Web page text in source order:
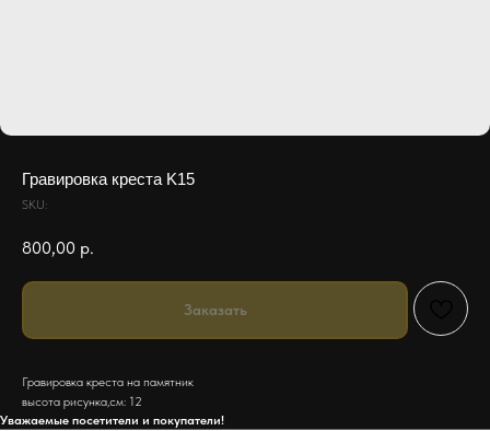
Гравировка креста K15
SKU:
800,00 р.
Заказать
Гравировка креста на памятник
высота рисунка,см: 12
Уважаемые посетители и покупатели!